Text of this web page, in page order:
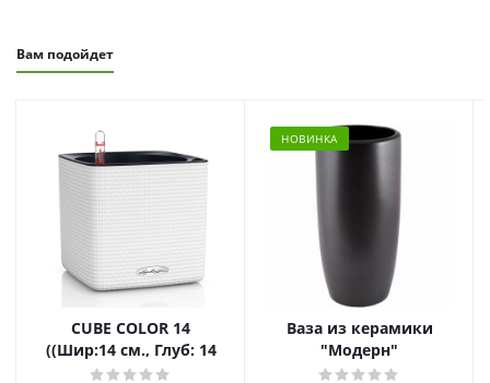
Вам подойдет
CUBE COLOR 14
((Шир:14 см., Глуб: 14
см. , Выс: 14 см.))
НОВИНКА
Ваза из керамики
"Модерн"